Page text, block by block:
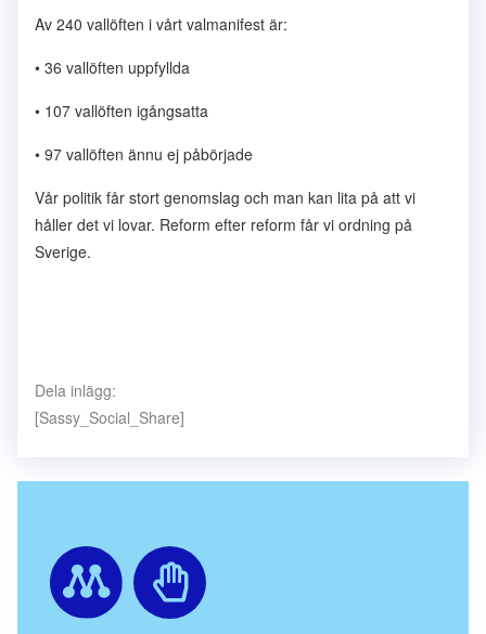
Av 240 vallöften i vårt valmanifest är:
• 36 vallöften uppfyllda
• 107 vallöften igångsatta
• 97 vallöften ännu ej påbörjade
Vår politik får stort genomslag och man kan lita på att vi
håller det vi lovar. Reform efter reform får vi ordning på
Sverige.
Dela inlägg:
[Sassy_Social_Share]